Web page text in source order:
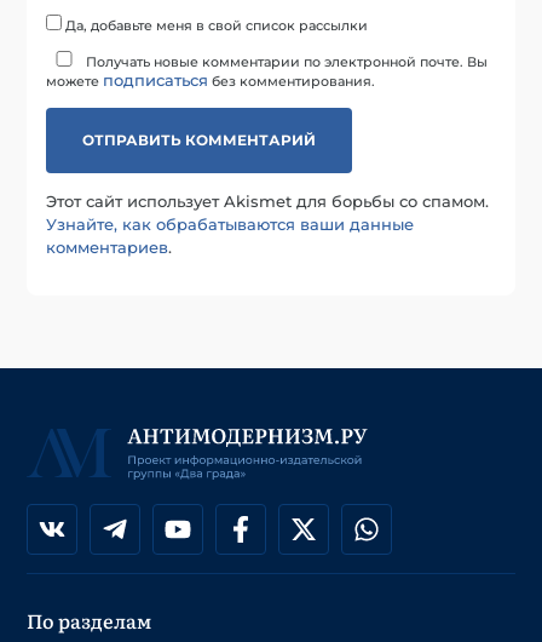
Да, добавьте меня в свой список рассылки
Получать новые комментарии по электронной почте. Вы
можете подписаться без комментирования.
Этот сайт использует Akismet для борьбы со спамом.
Узнайте, как обрабатываются ваши данные
комментариев.
По разделам